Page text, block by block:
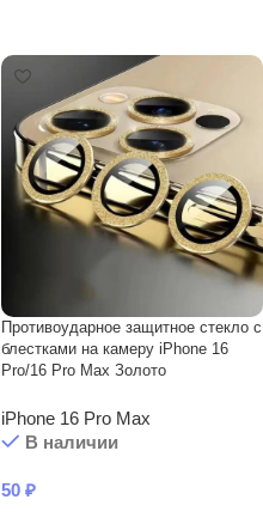
Противоударное защитное стекло с
блестками на камеру iPhone 16
Pro/16 Pro Max Золото
iPhone 16 Pro Max
В наличии
50 ₽